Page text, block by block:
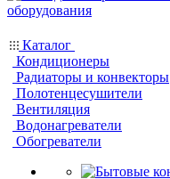
Каталог
Кондиционеры
Радиаторы и конвекторы
Полотенцесушители
Вентиляция
Водонагреватели
Обогреватели